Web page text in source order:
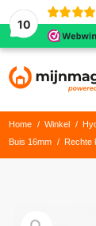
10
Home / Winkel /
Buis 16mm
/ Rechte